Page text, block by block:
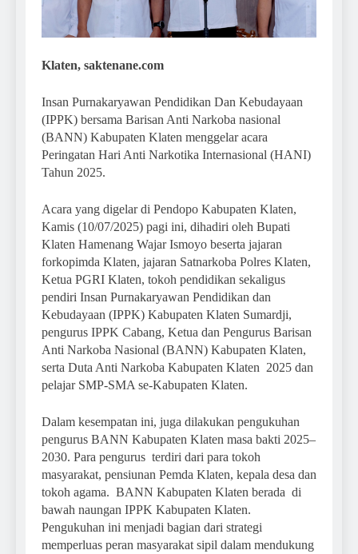
Klaten, saktenane.com
Insan Purnakaryawan Pendidikan Dan Kebudayaan
(IPPK) bersama Barisan Anti Narkoba nasional
(BANN) Kabupaten Klaten menggelar acara
Peringatan Hari Anti Narkotika Internasional (HANI)
Tahun 2025.
Acara yang digelar di Pendopo Kabupaten Klaten,
Kamis (10/07/2025) pagi ini, dihadiri oleh Bupati
Klaten Hamenang Wajar Ismoyo beserta jajaran
forkopimda Klaten, jajaran Satnarkoba Polres Klaten,
Ketua PGRI Klaten, tokoh pendidikan sekaligus
pendiri Insan Purnakaryawan Pendidikan dan
Kebudayaan (IPPK) Kabupaten Klaten Sumardji,
pengurus IPPK Cabang, Ketua dan Pengurus Barisan
Anti Narkoba Nasional (BANN) Kabupaten Klaten,
serta Duta Anti Narkoba Kabupaten Klaten 2025 dan
pelajar SMP-SMA se-Kabupaten Klaten.
Dalam kesempatan ini, juga dilakukan pengukuhan
pengurus BANN Kabupaten Klaten masa bakti 2025–
2030. Para pengurus terdiri dari para tokoh
masyarakat, pensiunan Pemda Klaten, kepala desa dan
tokoh agama. BANN Kabupaten Klaten berada di
bawah naungan IPPK Kabupaten Klaten.
Pengukuhan ini menjadi bagian dari strategi
memperluas peran masyarakat sipil dalam mendukung